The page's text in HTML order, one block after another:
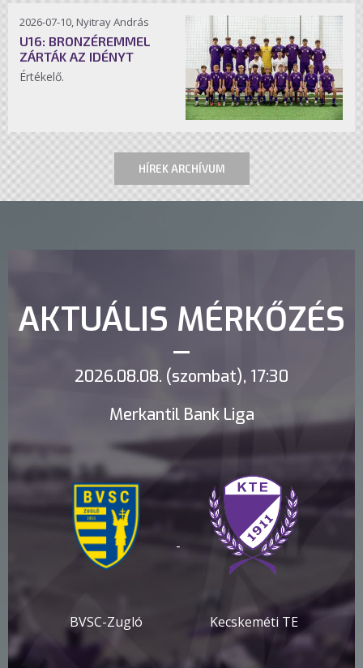
2026-07-10, Nyitray András
U16: BRONZÉREMMEL
ZÁRTÁK AZ IDÉNYT
Értékelő.
HÍREK ARCHÍVUM
AKTUÁLIS MÉRKŐZÉS
2026.08.08. (szombat), 17:30
Merkantil Bank Liga
BVSC-Zugló
-
Kecskeméti TE